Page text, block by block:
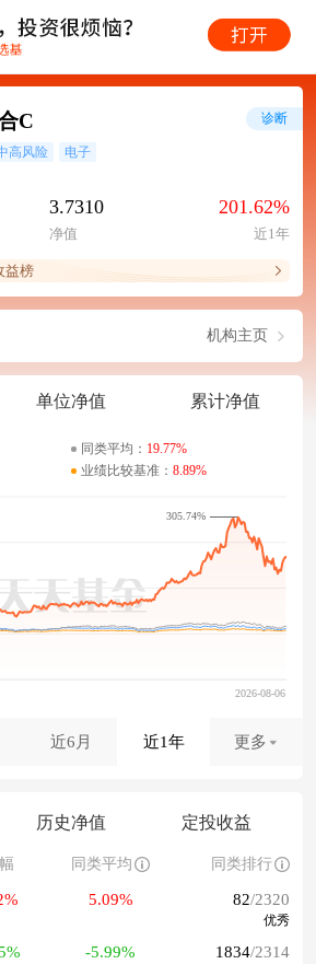
C
高风险 电子
3.7310
净值
201.62%
近1年
益榜
诊断
机构主页
单位净值 累计净值
同类平均： 19.77%
业绩比较基准： 8.89%
305.74%
近6月 近1年 更多
历史净值 定投收益
同类平均 同类排行
5.09% 82/2320
优秀
-5.99% 1834/2314